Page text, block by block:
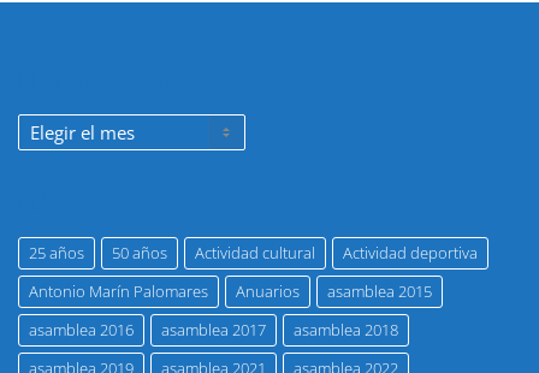
Noticias
por
25 años 50 años Actividad cultural
Actividad deportiva
Antonio Marín Palomares
Anuarios
asamblea 2015
asamblea 2016
asamblea 2017
asamblea 2018
asamblea 2019
asamblea 2021 asamblea 2022